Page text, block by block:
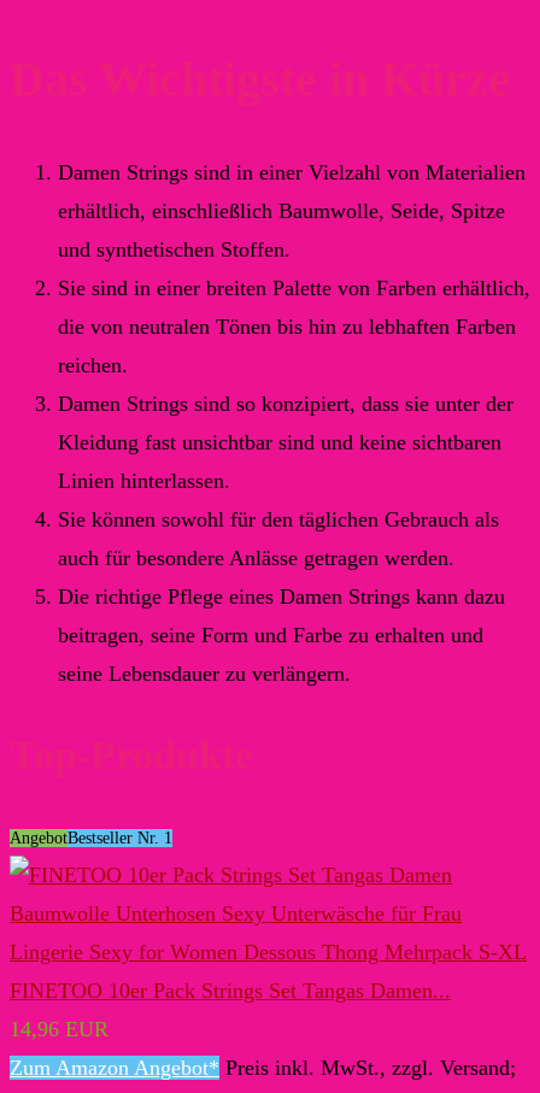
Das Wichtigste in Kürze
Damen Strings sind in einer Vielzahl von Materialien
erhältlich, einschließlich Baumwolle, Seide, Spitze
und synthetischen Stoffen.
Sie sind in einer breiten Palette von Farben erhältlich,
die von neutralen Tönen bis hin zu lebhaften Farben
reichen.
Damen Strings sind so konzipiert, dass sie unter der
Kleidung fast unsichtbar sind und keine sichtbaren
Linien hinterlassen.
Sie können sowohl für den täglichen Gebrauch als
auch für besondere Anlässe getragen werden.
Die richtige Pflege eines Damen Strings kann dazu
beitragen, seine Form und Farbe zu erhalten und
seine Lebensdauer zu verlängern.
Top-Produkte
AngebotBestseller Nr. 1
FINETOO 10er Pack Strings Set Tangas Damen...
14,96 EUR
Zum Amazon Angebot* Preis inkl. MwSt., zzgl. Versand;